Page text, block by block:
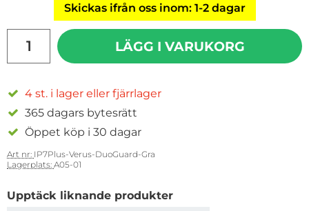
Skickas ifrån oss inom: 1-2 dagar
LÄGG I VARUKORG
4 st. i lager eller fjärrlager
365 dagars bytesrätt
Öppet köp i 30 dagar
Art nr: IP7Plus-Verus-DuoGuard-Gra
Lagerplats: A05-01
Upptäck liknande produkter